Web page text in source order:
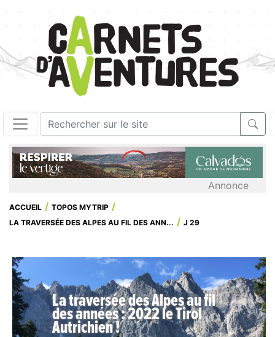
Annonce
ACCUEIL
TOPOS MYTRIP
LA TRAVERSÉE DES ALPES AU FIL DES ANN...
J 29
La traversée des Alpes au fil
des années : 2022 le Tirol
Autrichien !